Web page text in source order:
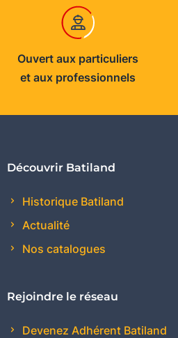
Ouvert aux particuliers
et aux professionnels
Découvrir Batiland
Historique Batiland
Actualité
Nos catalogues
Rejoindre le réseau
Devenez Adhérent Batiland